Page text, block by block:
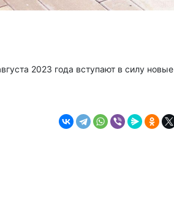
2023 года вступают в силу новые